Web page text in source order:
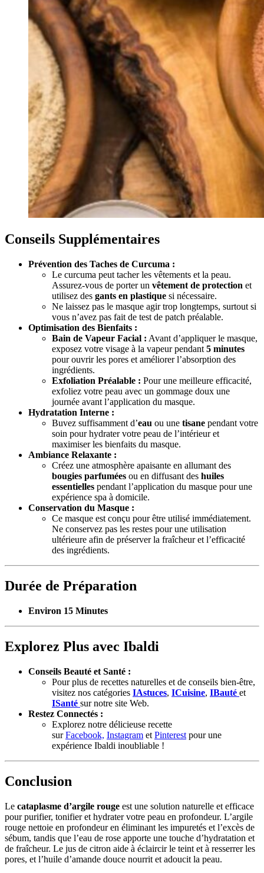
Conseils Supplémentaires
Prévention des Taches de Curcuma :
Le curcuma peut tacher les vêtements et la peau.
Assurez-vous de porter un vêtement de protection et
utilisez des gants en plastique si nécessaire.
Ne laissez pas le masque agir trop longtemps, surtout si
vous n’avez pas fait de test de patch préalable.
Optimisation des Bienfaits :
Bain de Vapeur Facial : Avant d’appliquer le masque,
exposez votre visage à la vapeur pendant 5 minutes
pour ouvrir les pores et améliorer l’absorption des
ingrédients.
Exfoliation Préalable : Pour une meilleure efficacité,
exfoliez votre peau avec un gommage doux une
journée avant l’application du masque.
Hydratation Interne :
Buvez suffisamment d’eau ou une tisane pendant votre
soin pour hydrater votre peau de l’intérieur et
maximiser les bienfaits du masque.
Ambiance Relaxante :
Créez une atmosphère apaisante en allumant des
bougies parfumées ou en diffusant des huiles
essentielles pendant l’application du masque pour une
expérience spa à domicile.
Conservation du Masque :
Ce masque est conçu pour être utilisé immédiatement.
Ne conservez pas les restes pour une utilisation
ultérieure afin de préserver la fraîcheur et l’efficacité
des ingrédients.
Durée de Préparation
Environ 15 Minutes
Explorez Plus avec Ibaldi
Conseils Beauté et Santé :
Pour plus de recettes naturelles et de conseils bien-être,
visitez nos catégories IAstuces, ICuisine, IBauté et
ISanté sur notre site Web.
Restez Connectés :
Explorez notre délicieuse recette
surFacebook, Instagram et Pinterest pour une
expérience Ibaldi inoubliable !
Conclusion
Le cataplasme d’argile rouge est une solution naturelle et efficace
pour purifier, tonifier et hydrater votre peau en profondeur. L’argile
rouge nettoie en profondeur en éliminant les impuretés et l’excès de
sébum, tandis que l’eau de rose apporte une touche d’hydratation et
de fraîcheur. Le jus de citron aide à éclaircir le teint et à resserrer les
pores, et l’huile d’amande douce nourrit et adoucit la peau.